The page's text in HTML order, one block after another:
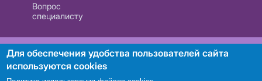
Вопрос
специалисту
РУП «Белтелеком». УНП 101007741
Для обеспечения удобства пользователей сайта
используются cookies